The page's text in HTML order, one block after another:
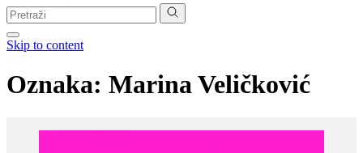
Pretraga:
Skip to content
Oznaka: Marina Veličković